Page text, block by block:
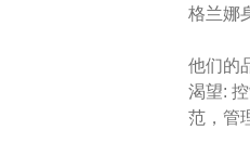
格兰娜
他们的
渴望:
范，管